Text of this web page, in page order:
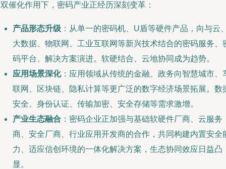
催化作用下，密码产业正经历深刻变革：
产品形态升级 ：从单一的密码机、U盾等硬件产品，向与云
大数据、物联网、工业互联网等新兴技术结合的密码服务、
码平台、解决方案演进。软硬结合、云地协同成为趋势。
应用场景深化：应用领域从传统的金融、政务向智慧城市、
联网、区块链、隐私计算等更广泛的数字经济场景拓展。数
安全、身份认证、传输加密、安全存储等需求激增。
产业生态融合 ：密码企业正加强与基础软硬件厂商、云服务
商、安全厂商、行业应用开发商的合作，共同构建内置安全
力、适应信创环境的一体化解决方案，生态协同效应日益凸
显。